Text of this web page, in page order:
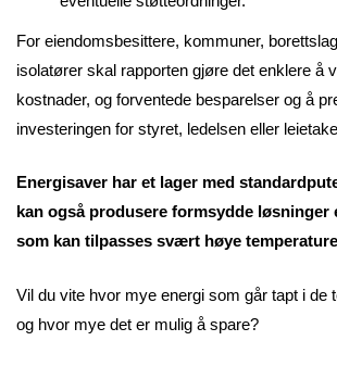
For eiendomsbesittere, kommuner,
isolatører skal rapporten gjøre det enklere å
kostnader, og forventede besparelser og å
investeringen for styret, ledelsen eller
Energisaver har et lager med
kan også produsere formsydde løsninger
som kan tilpasses svært høye
Vil du vite hvor mye energi som går tapt i de
og hvor mye det er mulig å spare?